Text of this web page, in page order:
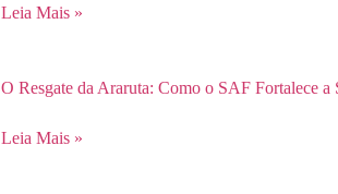
Leia Mais »
O Resgate da Araruta: Como o SAF Fortalece
Leia Mais »